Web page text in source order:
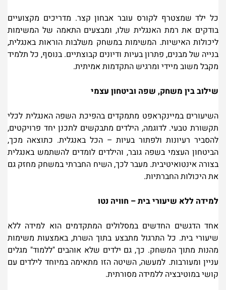
כל ילד שמצטרף לקורס עובר אבחון קצר. מדריכים מקצועיים
בודקים את רמת האנגלית שלו, ומבצעים התאמה של המשימות
ליכולות האישיות. המשימות במשחק משלבות הוראות באנגלית,
בנייה של מבנים, פתרון בעיות ודיונים קבוצתיים. בנוסף, כל תלמיד
מקבל משוב מיידי ומרגיש התקדמות אמיתית.
שילוב בין משחק, שפה וביטחון עצמי
השיעורים במיינקראפט מתמקדים בהפיכת השפה האנגלית לכלי
תקשורת טבעי. לדוגמה, הילדים מתבקשים לתכנן יחד פרויקטים,
להסביר רעיונות ולפתור בעיות – הכל באנגלית. כתוצאה מכך,
הביטחון העצמי בשפה גובר, והילדים לומדים להשתמש באנגלית
בצורה אינטואיטיבית. מעבר לכך, השיח החברתי במשחק מחזק גם
את היכולות החברתיות.
למידה ללא שיעורי בית – חוויה נטו
אחד הדגשים החדשים במסלולים המתקדמים הוא למידה ללא
שיעורי בית. כל התרגול מתבצע בתוך השרת, באמצעות משימות
מהנות מתוך המשחק. כך, גם ילדים שלא אוהבים "ללמוד" מגלים
עניין ומעורבות. למעשה, השיטה הזו מתאימה במיוחד לילדים עם
קושי במוטיבציה ללמידה מסורתית.